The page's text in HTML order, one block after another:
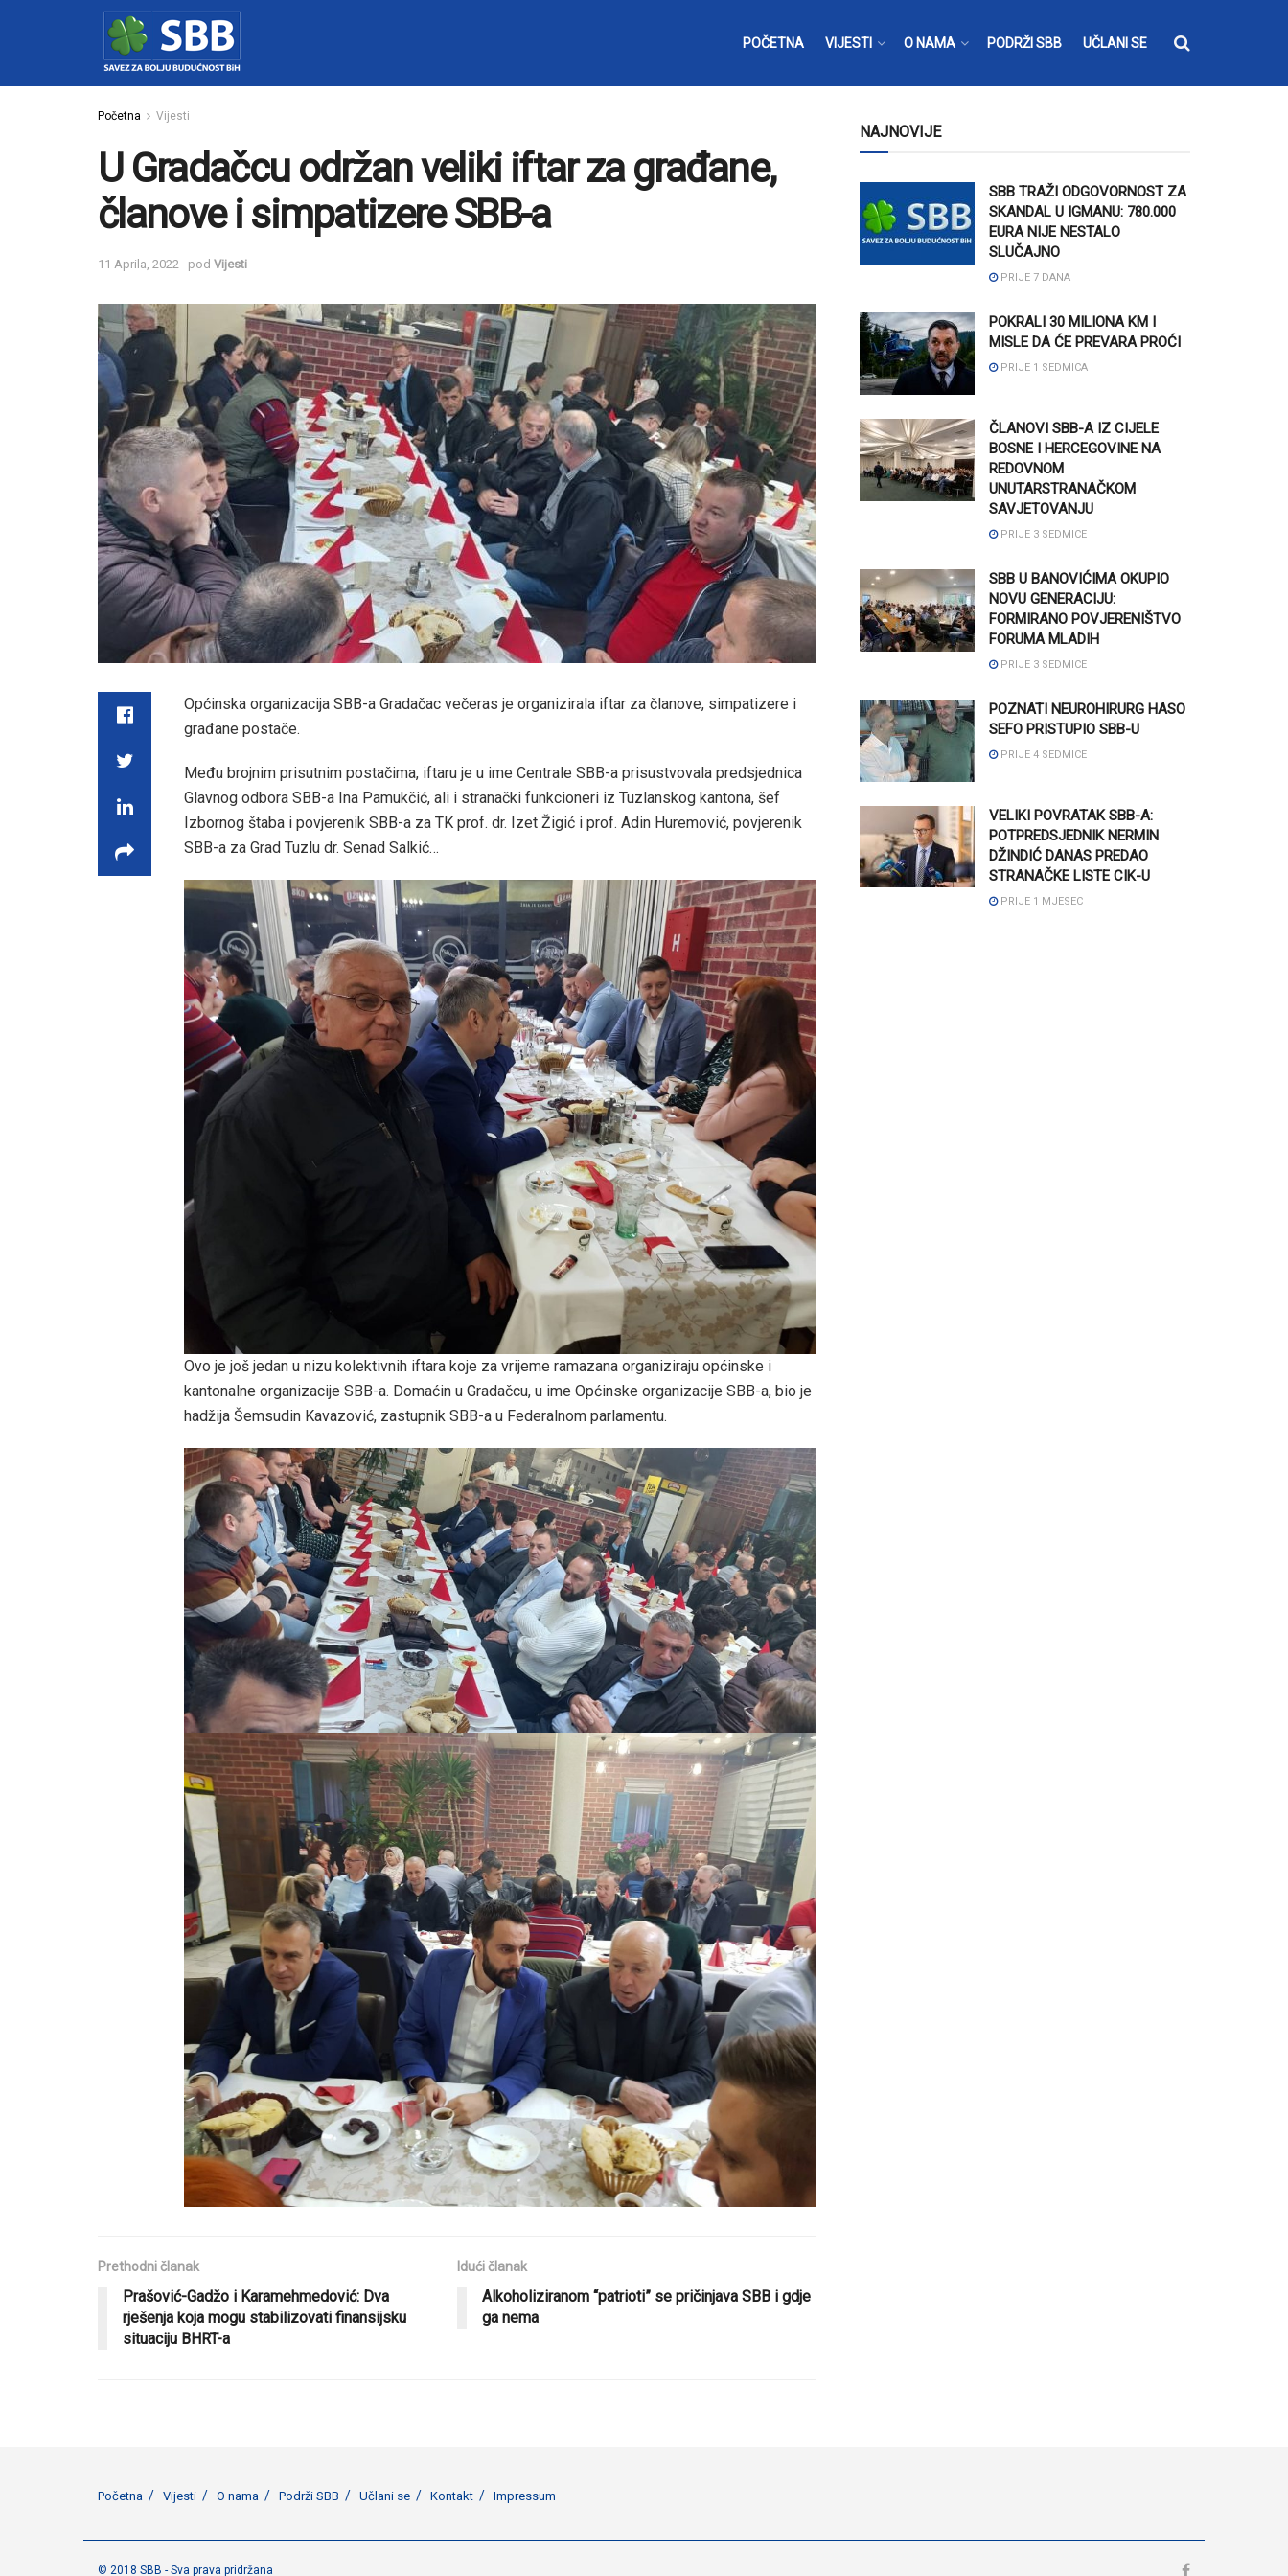
POČETNA VIJESTI O NAMA PODRŽI SBB UČLANI SE
Početna Vijesti
U Gradačcu održan veliki iftar za građane,
članove i simpatizere SBB-a
11 Aprila, 2022 pod Vijesti
Općinska organizacija SBB-a Gradačac večeras je organizirala iftar za članove, simpatizere i
građane postače.
Među brojnim prisutnim postačima, iftaru je u ime Centrale SBB-a prisustvovala predsjednica
Glavnog odbora SBB-a Ina Pamukčić, ali i stranački funkcioneri iz Tuzlanskog kantona, šef
Izbornog štaba i povjerenik SBB-a za TK prof. dr. Izet Žigić i prof. Adin Huremović, povjerenik
SBB-a za Grad Tuzlu dr. Senad Salkić…
Ovo je još jedan u nizu kolektivnih iftara koje za vrijeme ramazana organiziraju općinske i
kantonalne organizacije SBB-a. Domaćin u Gradačcu, u ime Općinske organizacije SBB-a, bio je
hadžija Šemsudin Kavazović, zastupnik SBB-a u Federalnom parlamentu.
Prethodni članak
Prašović-Gadžo i Karamehmedović: Dva
rješenja koja mogu stabilizovati finansijsku
situaciju BHRT-a
Idući članak
Alkoholiziranom “patrioti” se pričinjava SBB i gdje
ga nema
NAJNOVIJE
SBB TRAŽI ODGOVORNOST ZA
SKANDAL U IGMANU: 780.000
EURA NIJE NESTALO
SLUČAJNO
PRIJE 7 DANA
POKRALI 30 MILIONA KM I
MISLE DA ĆE PREVARA PROĆI
PRIJE 1 SEDMICA
ČLANOVI SBB-A IZ CIJELE
BOSNE I HERCEGOVINE NA
REDOVNOM
UNUTARSTRANAČKOM
SAVJETOVANJU
PRIJE 3 SEDMICE
SBB U BANOVIĆIMA OKUPIO
NOVU GENERACIJU:
FORMIRANO POVJERENIŠTVO
FORUMA MLADIH
PRIJE 3 SEDMICE
POZNATI NEUROHIRURG HASO
SEFO PRISTUPIO SBB-U
PRIJE 4 SEDMICE
VELIKI POVRATAK SBB-A:
POTPREDSJEDNIK NERMIN
DŽINDIĆ DANAS PREDAO
STRANAČKE LISTE CIK-U
PRIJE 1 MJESEC
Početna Vijesti O nama Podrži SBB Učlani se Kontakt Impressum
© 2018 SBB - Sva prava pridržana